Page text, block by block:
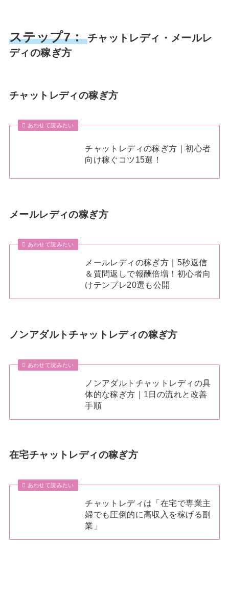
ステップ7： チャットレディ・メールレ
ディの稼ぎ方
チャットレディの稼ぎ方
あわせて読みたい
チャットレディの稼ぎ方｜初心者
向け稼ぐコツ15選！
メールレディの稼ぎ方
あわせて読みたい
メールレディの稼ぎ方｜5秒返信
＆質問返しで報酬倍増！初心者向
けテンプレ20選も公開
ノンアダルトチャットレディの稼ぎ方
あわせて読みたい
ノンアダルトチャットレディの具
体的な稼ぎ方｜1日の流れと改善
手順
在宅チャットレディの稼ぎ方
あわせて読みたい
チャットレディは「在宅で専業主
婦でも圧倒的に高収入を稼げる副
業」